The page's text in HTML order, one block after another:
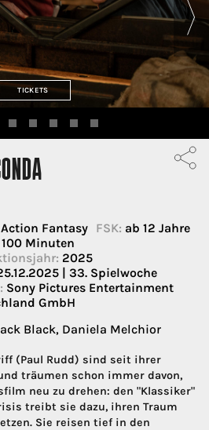
TICKETS
Action Fantasy FSK: ab 12 Jahre
100 Minuten
2025
| 33. Spielwoche
Sony Pictures Entertainment
GmbH
Black, Daniela Melchior
(Paul Rudd) sind seit ihrer
träumen schon immer davon,
neu zu drehen: den "Klassiker"
treibt sie dazu, ihren Traum
Sie reisen tief in den